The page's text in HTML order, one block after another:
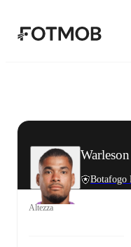
Warleson
Botafogo
Altezza